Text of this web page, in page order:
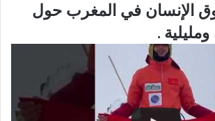
الإنسان في المغرب حول
.